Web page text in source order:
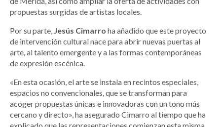
propuestas surgidas de artistas locales.
Por su parte, Jesús Cimarro ha añadido que este proyecto
de intervención cultural nace para abrir nuevas puertas al
arte, al talento emergente y a las formas contemporáneas
de expresión escénica.
«En esta ocasión, el arte se instala en recintos especiales,
espacios no convencionales, que se transforman para
acoger propuestas únicas e innovadoras con un tono más
cercano y directo», ha asegurado Cimarro al tiempo que ha